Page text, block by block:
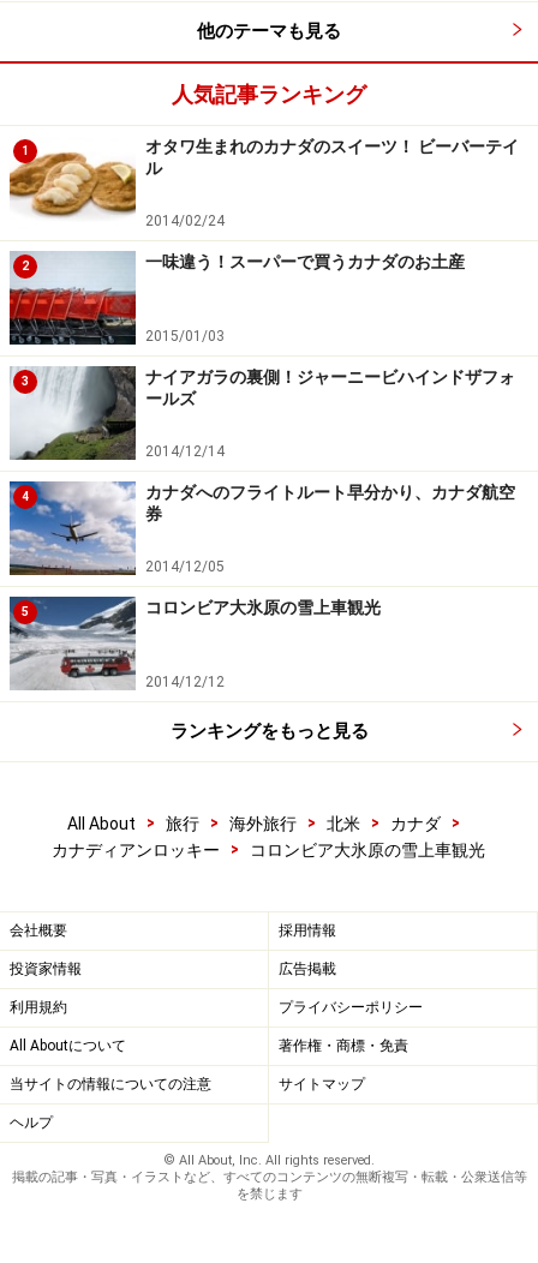
移動。このシャトルバスは雪上車観光の一部となってお
いよいよ雪上車に乗車。56人乗りの特殊車両で、タイヤ
の直径は約1.5mという巨大なもの。出発してすぐに、滑
り落ちてしまうのではないかというほど急な砂利道の下
り坂を通過。これを過ぎるといよいよ氷河上へ！ 周りは
一面真っ白。アサバスカ氷河と呼ばれる、長さ6km、幅
1km、氷の厚さは最大で300mにも達する巨大な氷河上に
やってきました！
アサバスカ氷河とコロンビア大氷原の関係 (C) Travel
Alberta
コロンビア大氷原観光なのに、アサバスカ氷河？ 実はア
サバスカ氷河というものはコロンビア大氷原を形成する
一部の名前で、これだけでも巨大なものですが、それで
キロですから、その大きさのほどがお分かりいただける
のでは？
氷河の水はものすごく冷たいので、空きのペットボトルがあ
ると重宝 (C) Travel Alberta
雪上車に揺られて約20分。折り返し地点では、実際に氷
河の上に降り立つことができます。実はこの場所の氷の
厚さが300m！足元にそんな厚さの氷があるなんて、とて
他のテーマも見る
人気記事ランキング
1
オタワ生まれのカナダのスイーツ！ ビーバーテイ
ル
2014/02/24
2 一味違う！スーパーで買うカナダのお土産
2015/01/03
3
ナイアガラの裏側！ジャーニービハインドザフォ
ールズ
2014/12/14
4
カナダへのフライトルート早分かり、カナダ航空
券
2014/12/05
5 コロンビア大氷原の雪上車観光
2014/12/12
ランキングをもっと見る
All About > 旅行 > 海外旅行 > 北米 > カナダ
>
カナディアンロッキー
> コロンビア大氷原の雪上車観光
会社概要 採用情報
投資家情報 広告掲載
利用規約 プライバシーポリシー
All Aboutについて 著作権・商標・免責
当サイトの情報についての注意 サイトマップ
ヘルプ
© All About, Inc. All rights reserved.
掲載の記事・写真・イラストなど、すべてのコンテンツの無断複写・転載・公衆送信等
を禁じます